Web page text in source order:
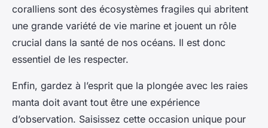
coralliens sont des écosystèmes fragiles qui abritent
une grande variété de vie marine et jouent un rôle
crucial dans la santé de nos océans. Il est donc
essentiel de les respecter.
Enfin, gardez à l’esprit que la plongée avec les raies
manta doit avant tout être une expérience
d’observation. Saisissez cette occasion unique pour